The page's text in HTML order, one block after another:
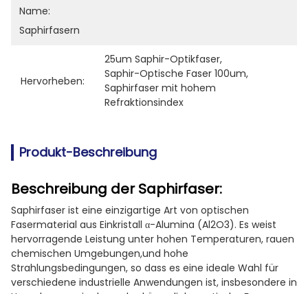
Name:
Saphirfasern
Hervorheben:
25um Saphir-Optikfaser,
Saphir-Optische Faser 100um,
Saphirfaser mit hohem
Refraktionsindex
Produkt-Beschreibung
Beschreibung der Saphirfaser:
Saphirfaser ist eine einzigartige Art von optischen
Fasermaterial aus Einkristall α-Alumina (Al2O3). Es weist
hervorragende Leistung unter hohen Temperaturen, rauen
chemischen Umgebungen,und hohe
Strahlungsbedingungen, so dass es eine ideale Wahl für
verschiedene industrielle Anwendungen ist, insbesondere in